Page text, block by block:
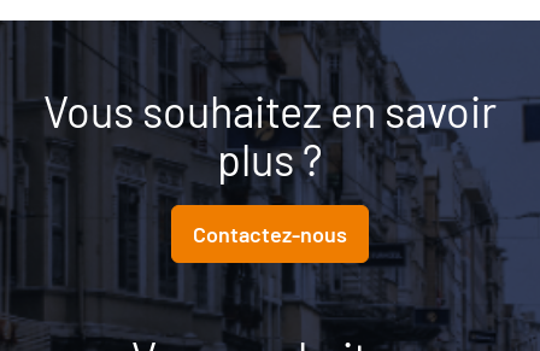
Vous souhaitez en savoir
plus ?
Contactez-nous